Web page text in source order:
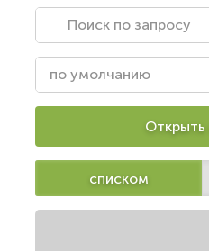
Открыть
списком